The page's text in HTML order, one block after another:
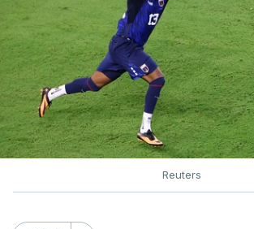
Reuters